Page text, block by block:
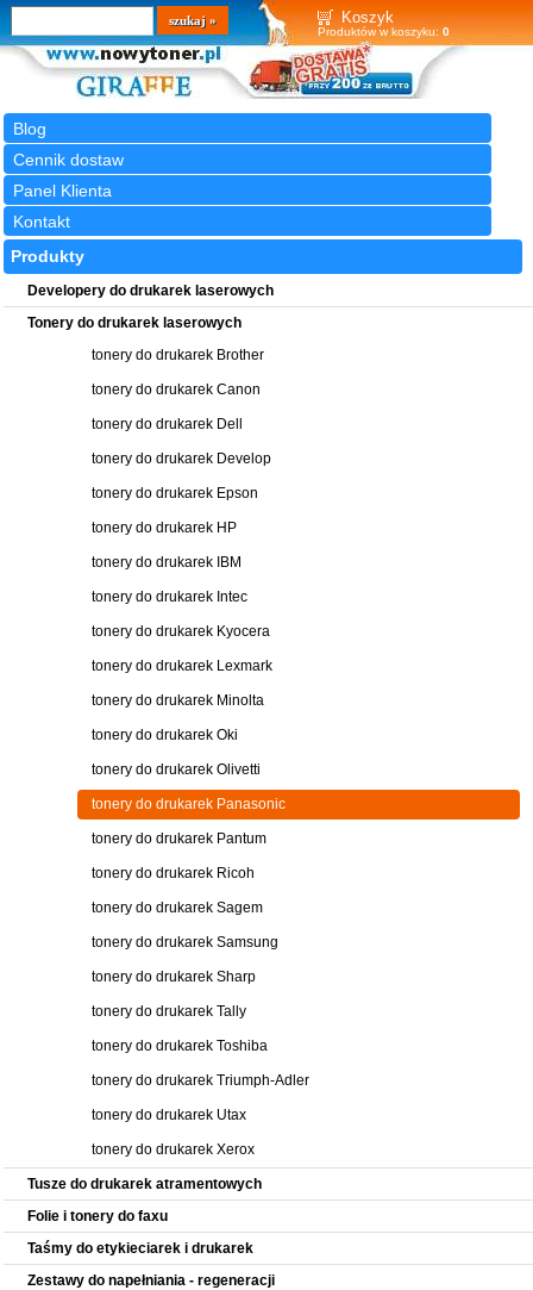
Koszyk
Produktów w koszyku: 0
Blog
Cennik dostaw
Panel Klienta
Kontakt
Wyszukiwarka
szukaj
Produkty
Developery do drukarek laserowych
Tonery do drukarek laserowych
tonery do drukarek Brother
tonery do drukarek Canon
tonery do drukarek Dell
tonery do drukarek Develop
tonery do drukarek Epson
tonery do drukarek HP
tonery do drukarek IBM
tonery do drukarek Intec
tonery do drukarek Kyocera
tonery do drukarek Lexmark
tonery do drukarek Minolta
tonery do drukarek Oki
tonery do drukarek Olivetti
tonery do drukarek Panasonic
tonery do drukarek Pantum
tonery do drukarek Ricoh
tonery do drukarek Sagem
tonery do drukarek Samsung
tonery do drukarek Sharp
tonery do drukarek Tally
tonery do drukarek Toshiba
tonery do drukarek Triumph-Adler
tonery do drukarek Utax
tonery do drukarek Xerox
Tusze do drukarek atramentowych
Folie i tonery do faxu
Taśmy do etykieciarek i drukarek
Zestawy do napełniania - regeneracji